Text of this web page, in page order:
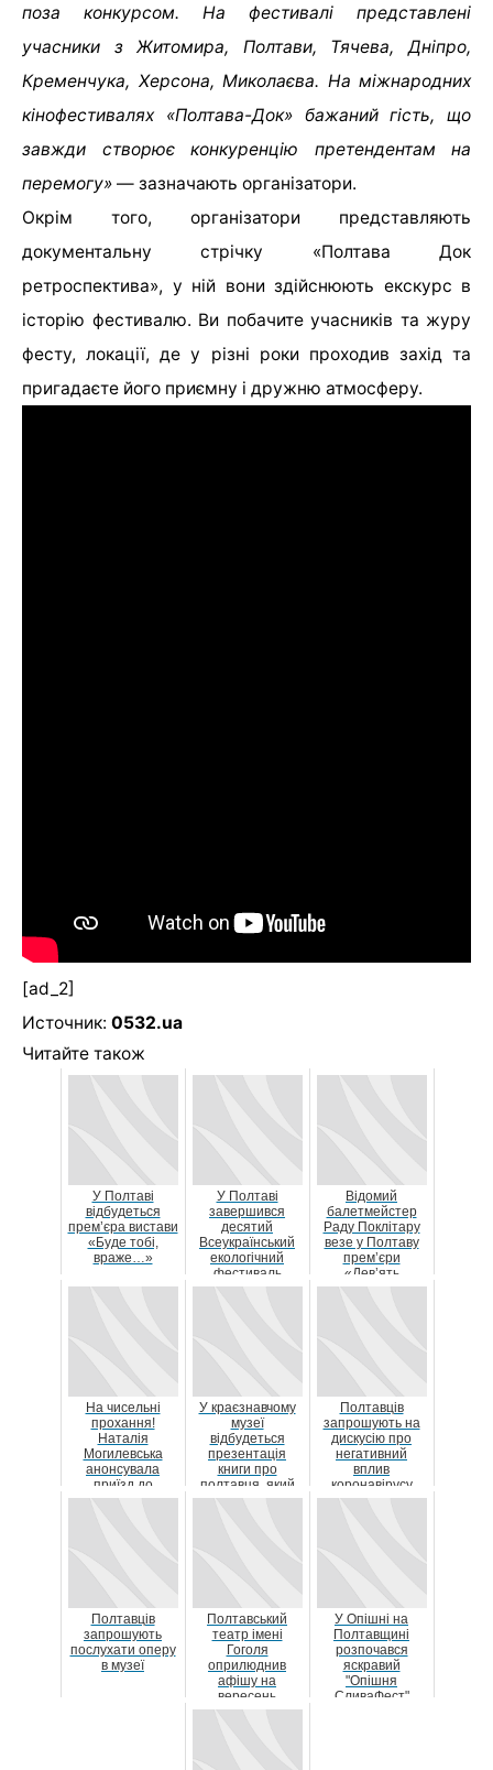
поза конкурсом. На фестивалі представлені
учасники з Житомира, Полтави, Тячева, Дніпро,
Кременчука, Херсона, Миколаєва. На міжнародних
кінофестивалях «Полтава-Док» бажаний гість, що
завжди створює конкуренцію претендентам на
перемогу» — зазначають організатори.
Окрім того, організатори представляють
документальну стрічку «Полтава Док
ретроспектива», у ній вони здійснюють екскурс в
історію фестивалю. Ви побачите учасників та журу
фесту, локації, де у різні роки проходив захід та
пригадаєте його приємну і дружню атмосферу.
[ad_2]
Источник: 0532.ua
Читайте також
У Полтаві
відбудеться
прем’єра вистави
«Буде тобі,
враже…»
У Полтаві
завершився
десятий
Всеукраїнський
екологічний
фестиваль
документального
Відомий
балетмейстер
Раду Поклітару
везе у Полтаву
прем’єри
«Дев’ять
побачень» та IN
На чисельні
прохання!
Наталія
Могилевська
анонсувала
приїзд до
Полтави
У краєзнавчому
музеї
відбудеться
презентація
книги про
полтавця, який
надихнув Ільфа і
Полтавців
запрошують на
дискусію про
негативний
вплив
коронавірусу
Полтавців
запрошують
послухати оперу
в музеї
Полтавський
театр імені
Гоголя
оприлюднив
афішу на
вересень
У Опішні на
Полтавщині
розпочався
яскравий
"Опішня
СливаФест"